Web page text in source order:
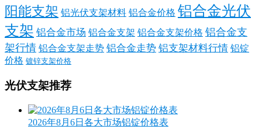
阳能支架 铝光伏支架材料 铝合金价格 铝合金光伏
支架 铝合金市场 铝合金支架 铝合金支架价格 铝合金支
架行情 铝合金支架走势 铝合金走势 铝支架材料行情 铝锭
价格 镀锌支架价格
光伏支架推荐
2026年8月6日各大市场铝锭价格表